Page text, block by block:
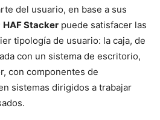
del usuario, en base a sus
HAF Stacker puede satisfacer las
tipología de usuario: la caja, de
con un sistema de escritorio,
con componentes de
sistemas dirigidos a trabajar